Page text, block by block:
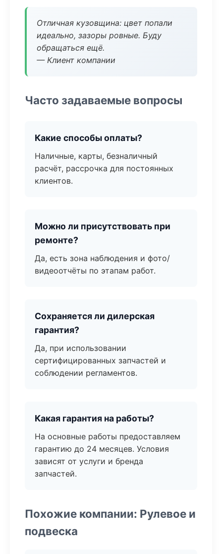
Отличная кузовщина: цвет попали
идеально, зазоры ровные. Буду
обращаться ещё.
— Клиент компании
Часто задаваемые вопросы
Какие способы оплаты?
Наличные, карты, безналичный
расчёт, рассрочка для постоянных
клиентов.
Можно ли присутствовать при
ремонте?
Да, есть зона наблюдения и фото/
видеоотчёты по этапам работ.
Сохраняется ли дилерская
гарантия?
Да, при использовании
сертифицированных запчастей и
соблюдении регламентов.
Какая гарантия на работы?
На основные работы предоставляем
гарантию до 24 месяцев. Условия
зависят от услуги и бренда
запчастей.
Похожие компании: Рулевое и
подвеска